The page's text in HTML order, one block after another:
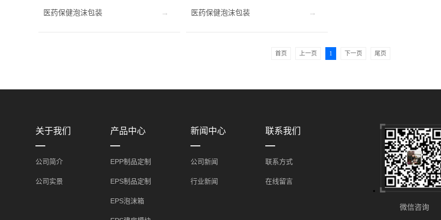
医药保健泡沫包装 医药保健泡沫包装
首页 上一页 1 下一页 尾页
关于我们
公司简介
公司实景
产品中心
EPP制品定制
EPS制品定制
EPS泡沫箱
新闻中心
公司新闻
行业新闻
联系我们
联系方式
在线留言
微信咨询